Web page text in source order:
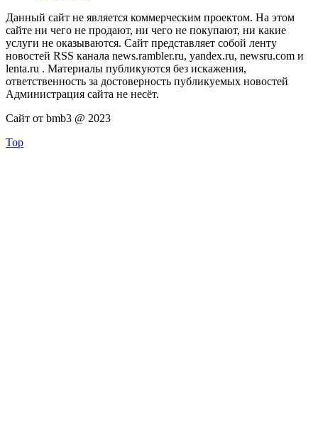
Данный сайт не является коммерческим проектом. На этом
сайте ни чего не продают, ни чего не покупают, ни какие
услуги не оказываются. Сайт представляет собой ленту
новостей RSS канала news.rambler.ru, yandex.ru, newsru.com и
lenta.ru . Материалы публикуются без искажения,
ответственность за достоверность публикуемых новостей
Администрация сайта не несёт.
Сайт от bmb3 @ 2023
Top